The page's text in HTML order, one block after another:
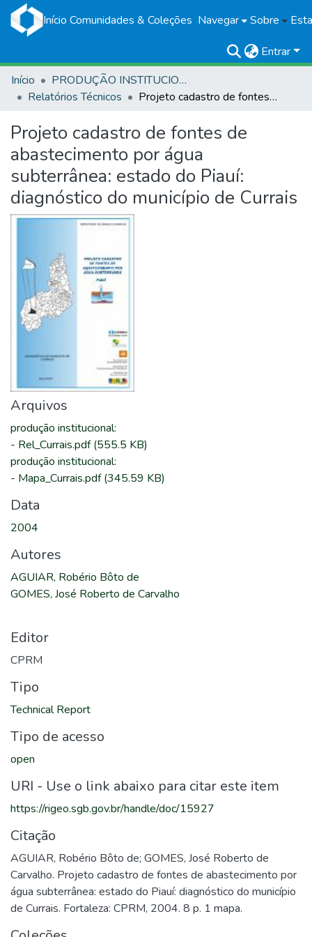
Início Comunidades & Coleções Navegar Sobre
Entrar
Início
PRODUÇÃO INSTITUCIONAL
Relatórios Técnicos
Projeto cadastro de fontes de abastecimento por água subterrânea: estado do Piauí: diagnóstico do município de Currais
Projeto cadastro de fontes de
abastecimento por água
subterrânea: estado do Piauí:
diagnóstico do município de Currais
Arquivos
produção institucional:
- Rel_Currais.pdf(555.5 KB)
produção institucional:
- Mapa_Currais.pdf(345.59 KB)
Data
2004
Autores
AGUIAR, Robério Bôto de
GOMES, José Roberto de Carvalho
Editor
CPRM
Tipo
Technical Report
Tipo de acesso
open
URI - Use o link abaixo para citar este item
https://rigeo.sgb.gov.br/handle/doc/15927
Citação
AGUIAR, Robério Bôto de; GOMES, José Roberto de
Carvalho. Projeto cadastro de fontes de abastecimento por
água subterrânea: estado do Piauí: diagnóstico do município
de Currais. Fortaleza: CPRM, 2004. 8 p. 1 mapa.